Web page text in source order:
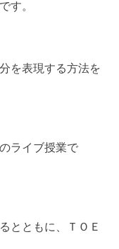
す。
を表現する方法を
ライブ授業で
とともに、ＴＯＥ